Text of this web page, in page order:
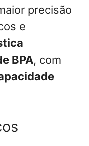
precisão
e
BPA, com